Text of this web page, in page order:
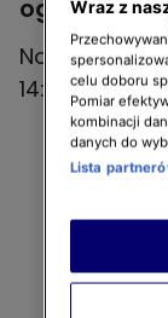
oglądać?
Nowe
14:30.
Wraz z
celu doboru
Pomiar
kombinacji
danych do
Lista